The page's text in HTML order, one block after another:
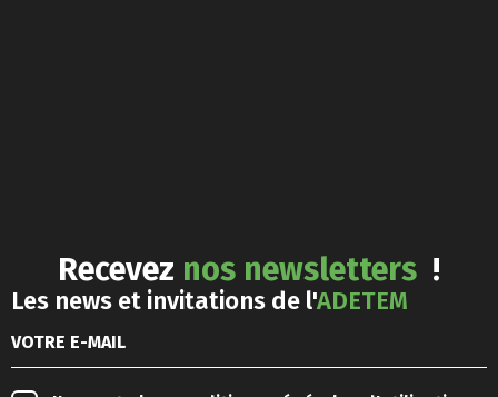
Recevez nos newsletters !
Les news et invitations de l'ADETEM